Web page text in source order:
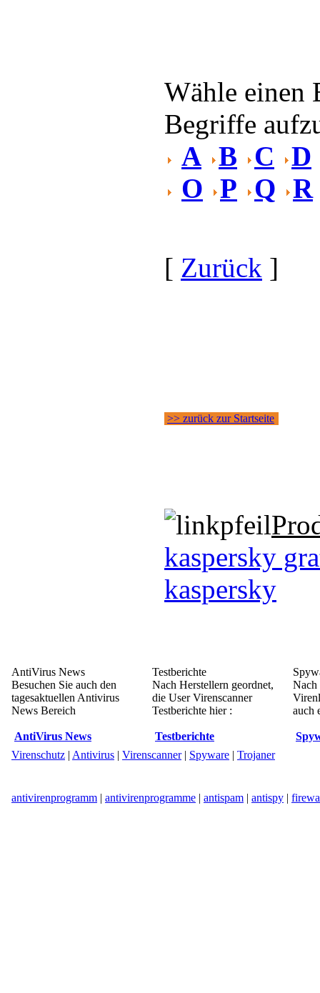
Wähle einen
Begriffe
A B C
D
O P Q R
[ Zurück ]
>> zurück zur Startseite
kaspersky
kaspersky
AntiVirus News
Besuchen Sie auch den
tagesaktuellen Antivirus
News Bereich
AntiVirus News
Testberichte
Nach Herstellern geordnet,
die User Virenscanner
Testberichte hier :
Testberichte
Nach
auch
Virenschutz | Antivirus | Virenscanner| Spyware | Trojaner
antivirenprogramm | antivirenprogramme | antispam | antispy |